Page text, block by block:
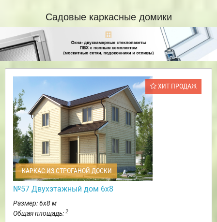
Садовые каркасные домики
ХИТ ПРОДАЖ
КАРКАС ИЗ СТРОГАНОЙ ДОСКИ
№57 Двухэтажный дом 6х8
Размер: 6х8 м
Общая площадь: 2